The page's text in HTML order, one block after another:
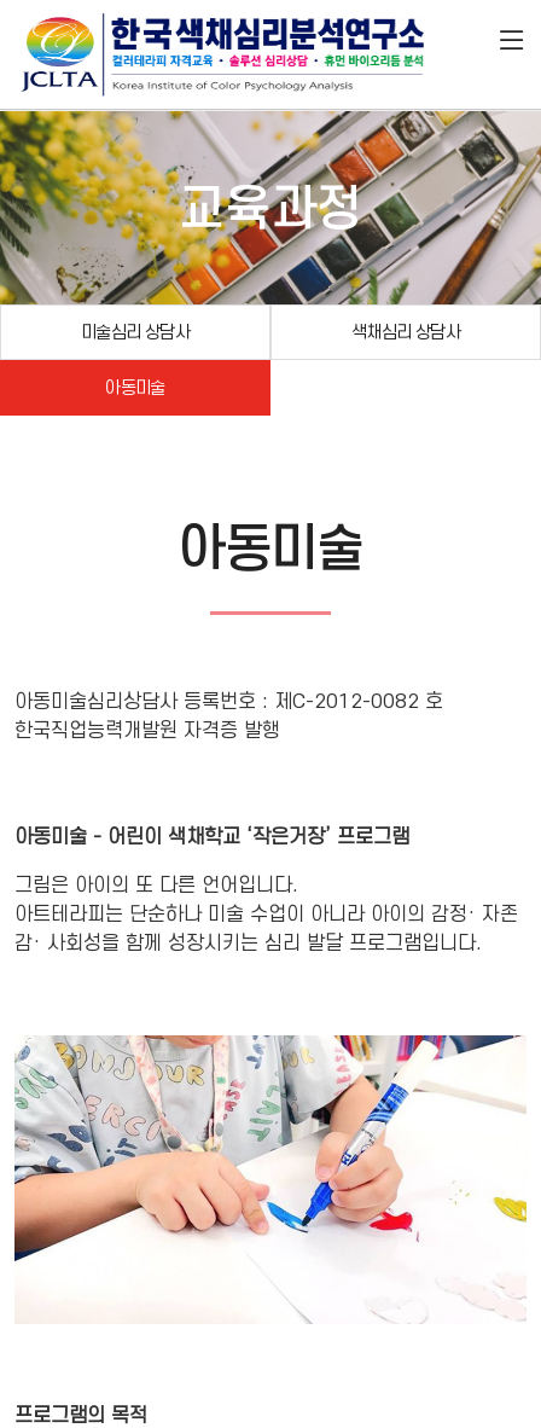
교육과정
미술심리 상담사 색채심리 상담사
아동미술
아동미술
아동미술심리상담사 등록번호 : 제C-2012-0082 호
한국직업능력개발원 자격증 발행
아동미술 - 어린이 색채학교 ‘작은거장’ 프로그램
그림은 아이의 또 다른 언어입니다.
아트테라피는 단순하나 미술 수업이 아니라 아이의 감정· 자존
감· 사회성을 함께 성장시키는 심리 발달 프로그램입니다.
프로그램의 목적